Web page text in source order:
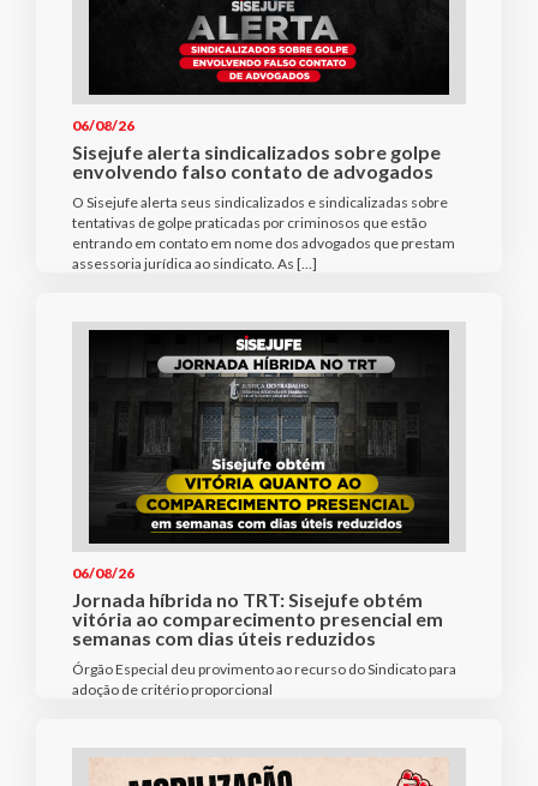
06/08/26
Sisejufe alerta sindicalizados sobre golpe
envolvendo falso contato de advogados
O Sisejufe alerta seus sindicalizados e sindicalizadas sobre
tentativas de golpe praticadas por criminosos que estão
entrando em contato em nome dos advogados que prestam
assessoria jurídica ao sindicato. As […]
06/08/26
Jornada híbrida no TRT: Sisejufe obtém
vitória ao comparecimento presencial em
semanas com dias úteis reduzidos
Órgão Especial deu provimento ao recurso do Sindicato para
adoção de critério proporcional